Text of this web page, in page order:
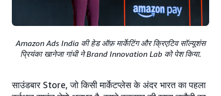
Amazon Ads India की हेड ऑफ़ मार्केटिंग और क्रिएटिव सॉल्यूशंस
प्रियंका खानेजा गांधी ने Brand Innovation Lab को पेश किया.
साउंडबार Store, जो किसी मार्केटप्लेस के अंदर भारत का पहला